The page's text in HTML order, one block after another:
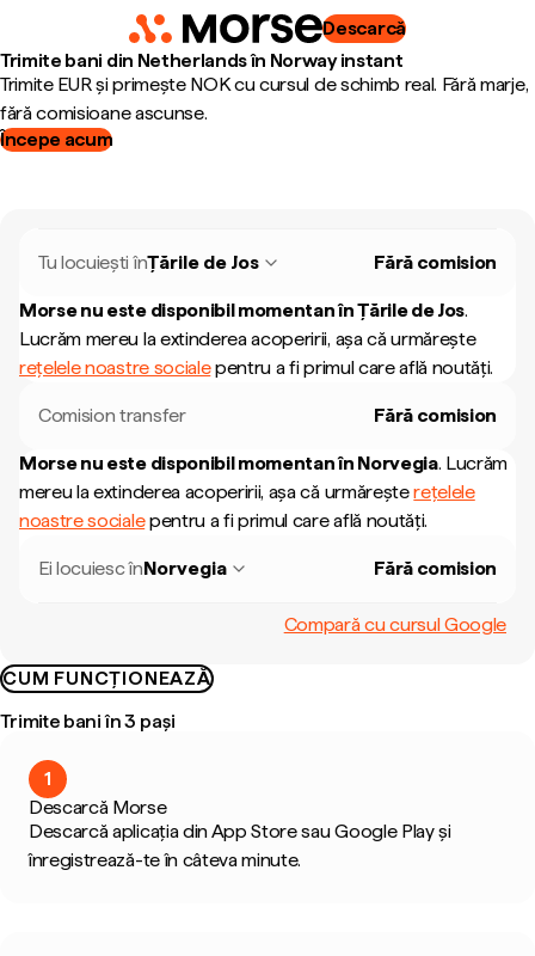
Descarcă
Trimite bani din Netherlands în Norway instant
Trimite EUR și primește NOK cu cursul de schimb real. Fără marje,
fără comisioane ascunse.
Începe acum
Tu locuiești înȚările de Jos Fără comision
Morse nu este disponibil momentan înȚările de Jos.
Lucrăm mereu la extinderea acoperirii, așa că urmărește
rețelele noastre socialepentru a fi primul care află noutăți.
Comision transfer Fără comision
Morse nu este disponibil momentan în Norvegia. Lucrăm
mereu la extinderea acoperirii, așa că urmăreșterețelele
noastre socialepentru a fi primul care află noutăți.
Ei locuiesc înNorvegia Fără comision
Compară cu cursul Google
CUM FUNCȚIONEAZĂ
Trimite bani în 3 pași
1
Descarcă Morse
Descarcă aplicația din App Store sau Google Play și
înregistrează-te în câteva minute.